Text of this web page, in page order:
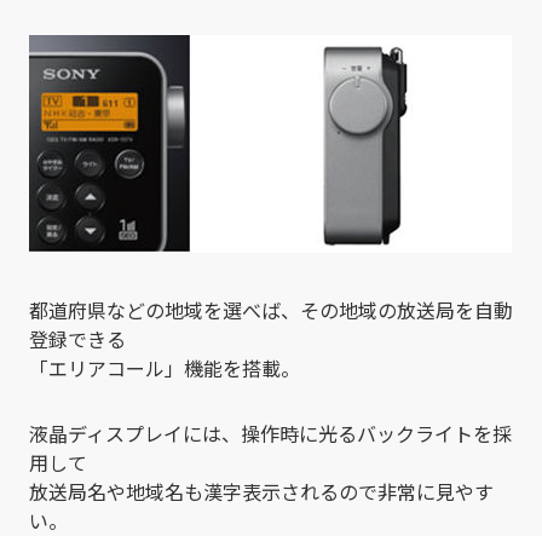
都道府県などの地域を選べば、その地域の放送局を自動
登録できる
「エリアコール」機能を搭載。
液晶ディスプレイには、操作時に光るバックライトを採
用して
放送局名や地域名も漢字表示されるので非常に見やす
い。